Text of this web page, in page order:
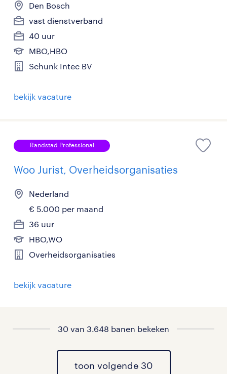
Den Bosch
vast dienstverband
40 uur
MBO,HBO
Schunk Intec BV
bekijk vacature
Randstad Professional
Woo Jurist, Overheidsorganisaties
Nederland
€ 5.000 per maand
36 uur
HBO,WO
Overheidsorganisaties
bekijk vacature
30 van 3.648 banen bekeken
toon volgende 30